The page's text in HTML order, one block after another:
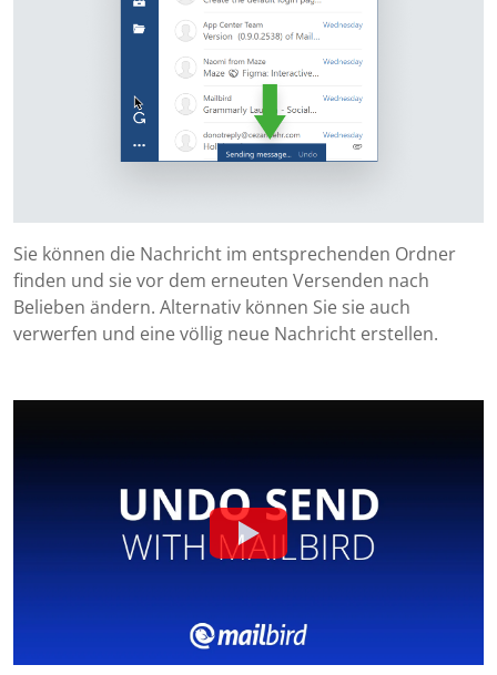
Sie können die Nachricht im entsprechenden Ordner
finden und sie vor dem erneuten Versenden nach
Belieben ändern. Alternativ können Sie sie auch
verwerfen und eine völlig neue Nachricht erstellen.